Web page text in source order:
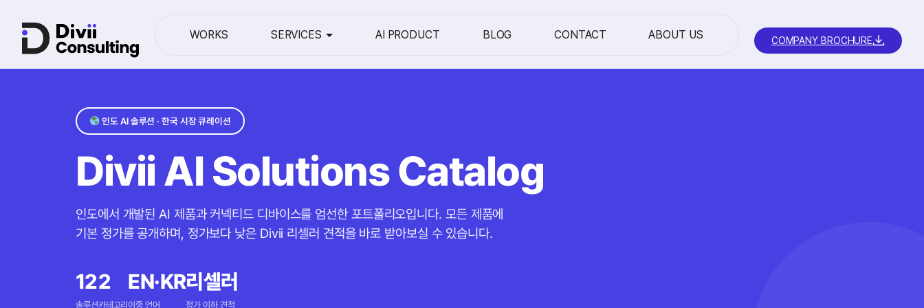
WORKS SERVICES AI PRODUCT BLOG CONTACT ABOUT US COMPANY BROCHURE
인도 AI 솔루션 · 한국 시장 큐레이션
Divii AI Solutions Catalog
인도에서 개발된 AI 제품과 커넥티드 디바이스를 엄선한 포트폴리오입니다. 모든 제품에
기본 정가를 공개하며, 정가보다 낮은 Divii 리셀러 견적을 바로 받아보실 수 있습니다.
12
솔루션
2
카테고리
EN·KR
이중 언어
리셀러
정가 이하 견적